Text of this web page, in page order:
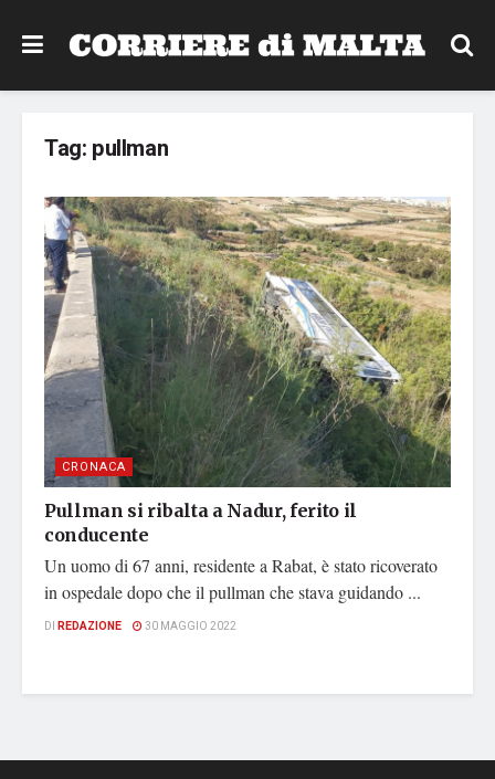
Tag: pullman
CRONACA
Pullman si ribalta a Nadur, ferito il
conducente
Un uomo di 67 anni, residente a Rabat, è stato ricoverato
in ospedale dopo che il pullman che stava guidando ...
DI REDAZIONE 30 MAGGIO 2022